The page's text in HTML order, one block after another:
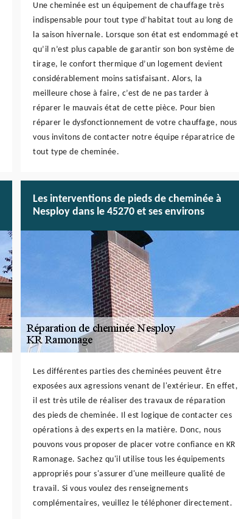
Une cheminée est un équipement de chauffage très
indispensable pour tout type d’habitat tout au long de
la saison hivernale. Lorsque son état est endommagé et
qu’il n’est plus capable de garantir son bon système de
tirage, le confort thermique d’un logement devient
considérablement moins satisfaisant. Alors, la
meilleure chose à faire, c’est de ne pas tarder à
réparer le mauvais état de cette pièce. Pour bien
réparer le dysfonctionnement de votre chauffage, nous
vous invitons de contacter notre équipe réparatrice de
tout type de cheminée.
Les interventions de pieds de cheminée à
Nesploy dans le 45270 et ses environs
Les différentes parties des cheminées peuvent être
exposées aux agressions venant de l'extérieur. En effet,
il est très utile de réaliser des travaux de réparation
des pieds de cheminée. Il est logique de contacter ces
opérations à des experts en la matière. Donc, nous
pouvons vous proposer de placer votre confiance en KR
Ramonage. Sachez qu'il utilise tous les équipements
appropriés pour s'assurer d'une meilleure qualité de
travail. Si vous voulez des renseignements
complémentaires, veuillez le téléphoner directement.